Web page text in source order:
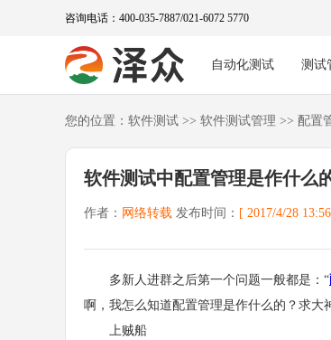
咨询电话：400-035-7887/021-6072 5770
自动化测试 测试
您的位置： 软件测试 >> 软件测试管理 >> 配置
软件测试中配置管理是作什么
作者： 网络转载 发布时间： [ 2017/4/28
多新人进群之后第一个问题一般都是：“
啊，我怎么知道配置管理是作什么的？求大
上贼船